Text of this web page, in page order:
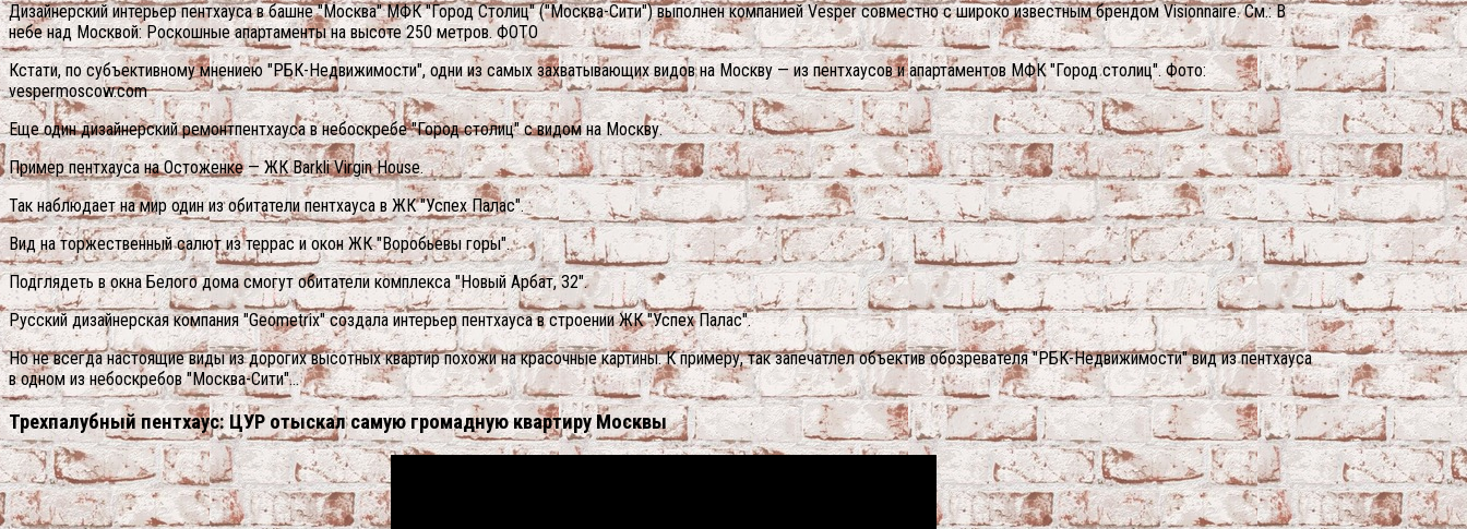
Дизайнерский интерьер пентхауса в башне "Москва" МФК "Город Столиц" ("Москва-Сити") выполнен компанией Vesper совместно с широко известным брендом Visionnaire. См.: В
небе над Москвой: Роскошные апартаменты на высоте 250 метров. ФОТО
Кстати, по субъективному мнениею "РБК-Недвижимости", одни из самых захватывающих видов на Москву — из пентхаусов и апартаментов МФК "Город столиц". Фото:
vespermoscow.com
Еще один дизайнерский ремонтпентхауса в небоскребе "Город столиц" с видом на Москву.
Пример пентхауса на Остоженке — ЖК Barkli Virgin House.
Так наблюдает на мир один из обитатели пентхауса в ЖК "Успех Палас".
Вид на торжественный салют из террас и окон ЖК "Воробьевы горы".
Подглядеть в окна Белого дома смогут обитатели комплекса "Новый Арбат, 32".
Русский дизайнерская компания "Geometrix" создала интерьер пентхауса в строении ЖК "Успех Палас".
Но не всегда настоящие виды из дорогих высотных квартир похожи на красочные картины. К примеру, так запечатлел объектив обозревателя "РБК-Недвижимости" вид из пентхауса
в одном из небоскребов "Москва-Сити"…
Трехпалубный пентхаус: ЦУР отыскал самую громадную квартиру Москвы